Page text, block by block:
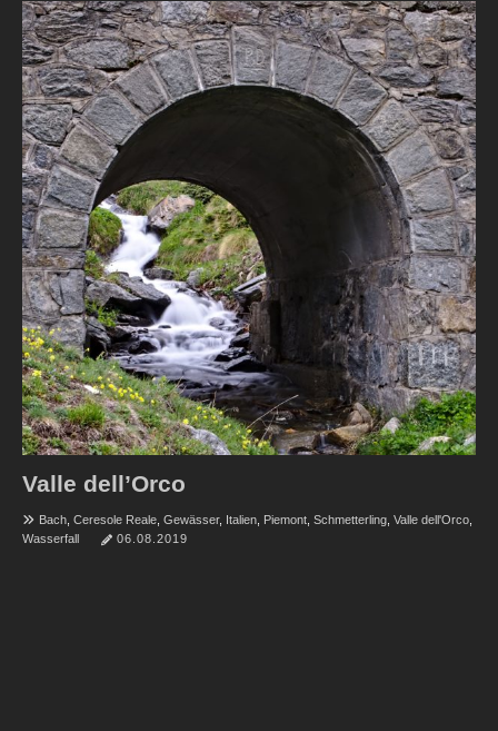
Valle dell’Orco
Bach Ceresole Reale Gewässer, Italien Piemont Schmetterling Valle dell'Orco
Wasserfall
06.08.2019